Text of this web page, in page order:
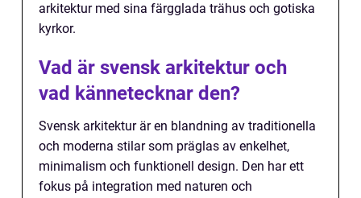
arkitektur med sina färgglada trähus och gotiska
kyrkor.
Vad är svensk arkitektur och
vad kännetecknar den?
Svensk arkitektur är en blandning av traditionella
och moderna stilar som präglas av enkelhet,
minimalism och funktionell design. Den har ett
fokus på integration med naturen och